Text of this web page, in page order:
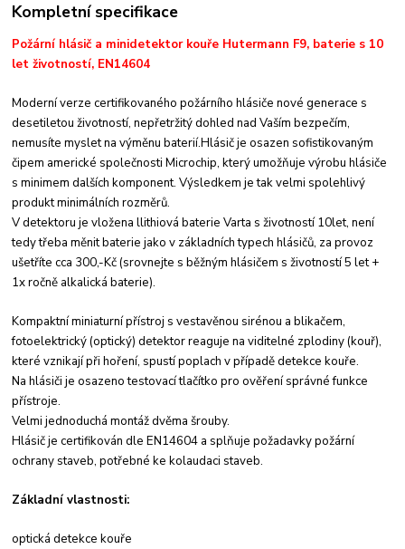
Kompletní specifikace
Požární hlásič a minidetektor kouře Hutermann F9, baterie s 10
let životností, EN14604
Moderní verze certifikovaného požárního hlásiče nové generace s
desetiletou životností, nepřetržitý dohled nad Vaším bezpečím,
nemusíte myslet na výměnu baterií.Hlásič je osazen sofistikovaným
čipem americké společnosti Microchip, který umožňuje výrobu hlásiče
s minimem dalších komponent. Výsledkem je tak velmi spolehlivý
produkt minimálních rozměrů.
V detektoru je vložena llithiová baterie Varta s životností 10let, není
tedy třeba měnit baterie jako v základních typech hlásičů, za provoz
ušetříte cca 300,-Kč (srovnejte s běžným hlásičem s životností 5 let +
1x ročně alkalická baterie).
Kompaktní miniaturní přístroj s vestavěnou sirénou a blikačem,
fotoelektrický (optický) detektor reaguje na viditelné zplodiny (kouř),
které vznikají při hoření, spustí poplach v případě detekce kouře.
Na hlásiči je osazeno testovací tlačítko pro ověření správné funkce
přístroje.
Velmi jednoduchá montáž dvěma šrouby.
Hlásič je certifikován dle EN14604 a splňuje požadavky požární
ochrany staveb, potřebné ke kolaudaci staveb.
Základní vlastnosti:
optická detekce kouře